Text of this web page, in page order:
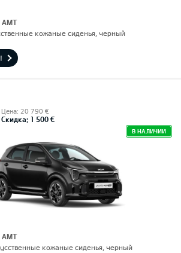
AMT
кожаные сиденья, черный
Цена: 20 790 €
Скидка: 1 500 €
В НАЛИЧИИ
AMT
кожаные сиденья, черный